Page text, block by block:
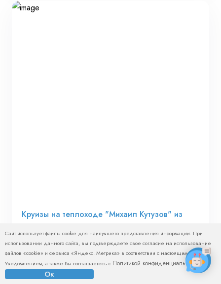
Круизы на теплоходе "Михаил Кутузов" из
18.10.2023
Сайт использует файлы cookie для наилучшего представления информации. При
использовании данного сайта, вы подтверждаете свое согласие на использование
файлов «cookie» и сервиса «Яндекс. Метрика» в соответствии с настоящим
Уведомлением, а также Вы соглашаетесь с Политикой конфиденциальности.
Ок